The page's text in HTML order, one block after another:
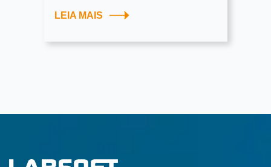
LEIA MAIS